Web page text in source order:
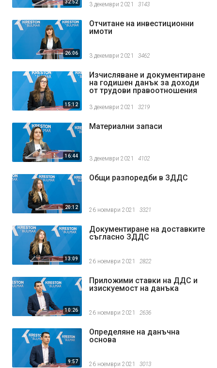
32:52 3 декември 2021 3143
26:06
Отчитане на инвестиционни
имоти
3 декември 2021 3462
15:12
Изчисляване и документиране
на годишен данък за доходи
от трудови правоотношения
3 декември 2021 3219
16:44
Материални запаси
3 декември 2021 4102
20:12
Общи разпоредби в ЗДДС
26 ноември 2021 3321
13:09
Документиране на доставките
съгласно ЗДДС
26 ноември 2021 2822
10:26
Приложими ставки на ДДС и
изискуемост на данъка
26 ноември 2021 2636
9:57
Определяне на данъчна
основа
26 ноември 2021 3013